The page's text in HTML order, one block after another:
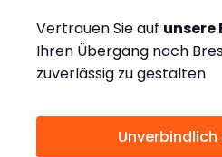
Vertrauen Sie auf unsere
Ihren Übergang nach
zuverlässig zu gestalten